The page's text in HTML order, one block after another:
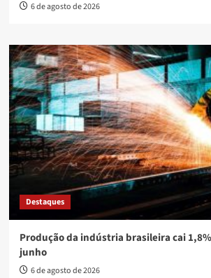
6 de agosto de 2026
Destaques
Produção da indústria brasileira cai
junho
6 de agosto de 2026